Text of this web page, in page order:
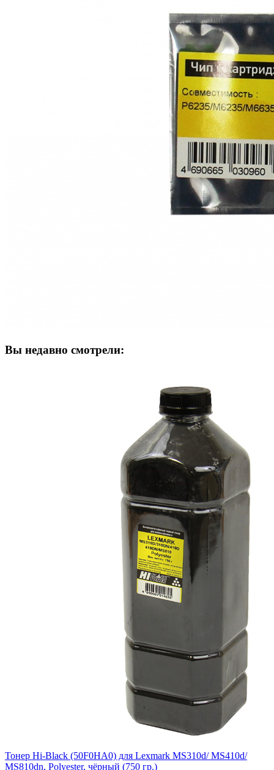
Вы недавно смотрели:
Тонер Hi-Black (50F0HA0) для Lexmark MS310d/ MS410d/
MS810dn, Polyester, чёрный (750 гр.)